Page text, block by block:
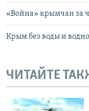
«Война» крымчан за
Крым без воды и
ЧИТАЙТЕ